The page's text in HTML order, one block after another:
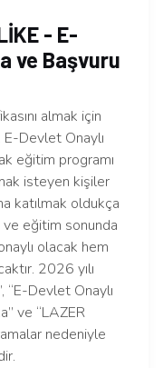
- E-
ve Başvuru
almak için
Devlet Onaylı
eğitim programı
isteyen kişiler
katılmak oldukça
ve eğitim sonunda
olacak hem
2026 yılı
“E-Devlet Onaylı
ve “LAZER
nedeniyle